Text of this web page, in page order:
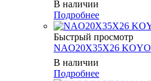
В наличии
Подробнее
Быстрый просмотр
NAO20X35X26 KOYO
В наличии
Подробнее